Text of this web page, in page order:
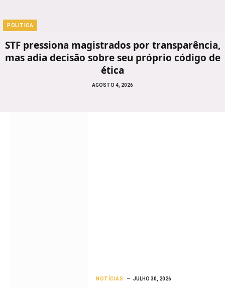
POLITICA
STF pressiona magistrados por transparência,
mas adia decisão sobre seu próprio código de
ética
AGOSTO 4, 2026
NOTÍCIAS JULHO 30, 2026